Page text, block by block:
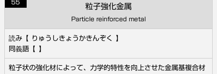
55
粒子強化金属
Particle reinforced metal
りゅうしきょうかきんぞく
粒子状の強化材によって、力学的特性を向上させた金属基複合材